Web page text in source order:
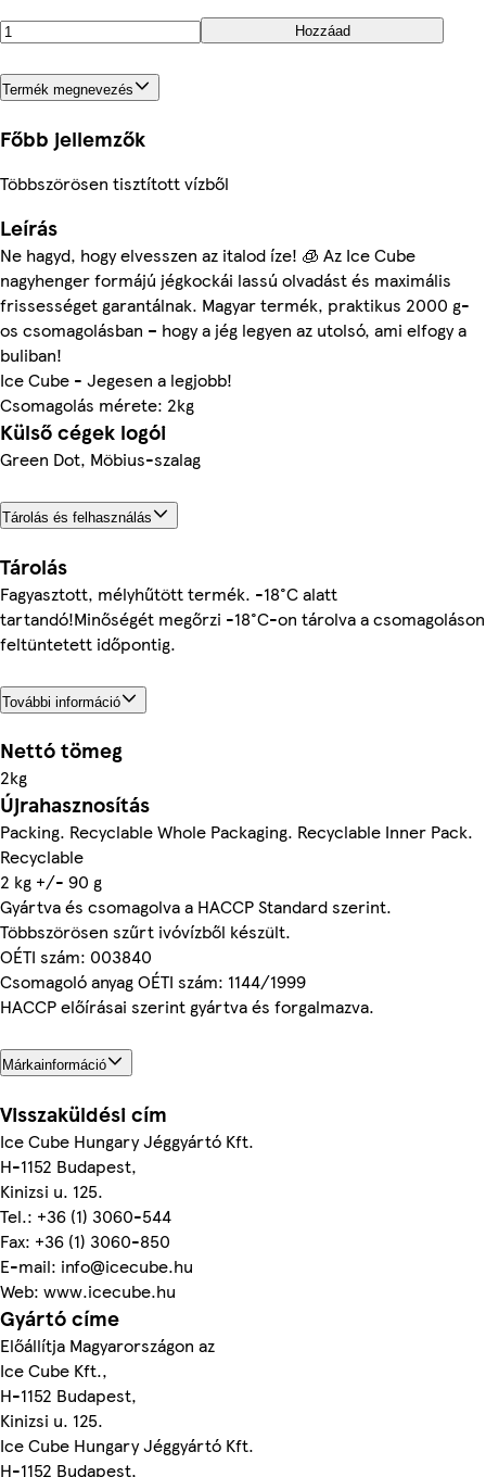
Hozzáad
Termék megnevezés
Főbb jellemzők
Többszörösen tisztított vízből
Leírás
Ne hagyd, hogy elvesszen az italod íze! 🧊 Az Ice Cube
nagyhenger formájú jégkockái lassú olvadást és maximális
frissességet garantálnak. Magyar termék, praktikus 2000 g-
os csomagolásban – hogy a jég legyen az utolsó, ami elfogy a
buliban!
Ice Cube - Jegesen a legjobb!
Csomagolás mérete: 2kg
Külső cégek logói
Green Dot, Möbius-szalag
Tárolás és felhasználás
Tárolás
Fagyasztott, mélyhűtött termék. -18°C alatt
tartandó!Minőségét megőrzi -18°C-on tárolva a csomagoláson
feltüntetett időpontig.
További információ
Nettó tömeg
2kg
Újrahasznosítás
Packing. Recyclable Whole Packaging. Recyclable Inner Pack.
Recyclable
2 kg +/- 90 g
Gyártva és csomagolva a HACCP Standard szerint.
Többszörösen szűrt ivóvízből készült.
OÉTI szám: 003840
Csomagoló anyag OÉTI szám: 1144/1999
HACCP előírásai szerint gyártva és forgalmazva.
Márkainformáció
Visszaküldési cím
Ice Cube Hungary Jéggyártó Kft.
H-1152 Budapest,
Kinizsi u. 125.
Tel.: +36 (1) 3060-544
Fax: +36 (1) 3060-850
E-mail: info@icecube.hu
Web: www.icecube.hu
Gyártó címe
Előállítja Magyarországon az
Ice Cube Kft.,
H-1152 Budapest,
Kinizsi u. 125.
Ice Cube Hungary Jéggyártó Kft.
H-1152 Budapest,